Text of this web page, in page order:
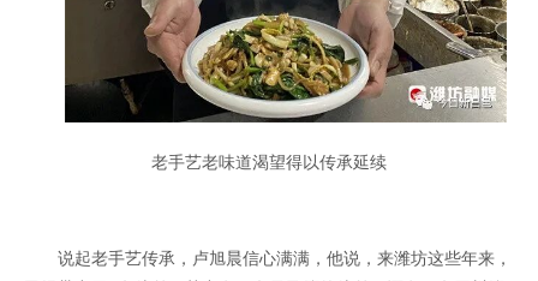
老手艺老味道渴望得以传承延续
说起老手艺传承，卢旭晨信心满满，他说，来潍坊这些年来，